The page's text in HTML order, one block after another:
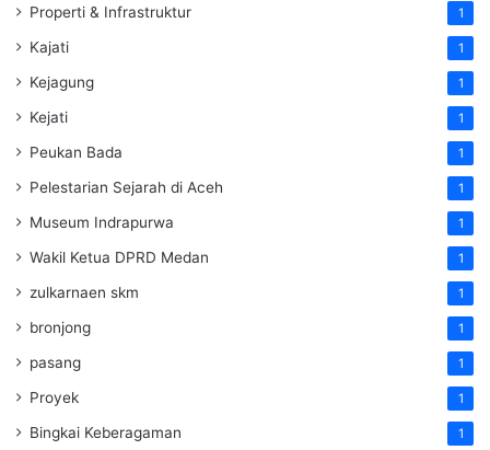
Properti & Infrastruktur 1
Kajati 1
Kejagung 1
Kejati 1
Peukan Bada 1
Pelestarian Sejarah di Aceh 1
Museum Indrapurwa 1
Wakil Ketua DPRD Medan 1
zulkarnaen skm 1
bronjong 1
pasang 1
Proyek 1
Bingkai Keberagaman 1